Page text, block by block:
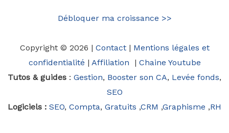
Débloquer ma croissance >>
Copyright © 2026 | Contact| Mentions légales et
confidentialité | Affiliation | Chaine Youtube
Tutos & guides : Gestion, Booster son CA, Levée fonds,
SEO
Logiciels : SEO, Compta, Gratuits ,CRM ,Graphisme ,RH